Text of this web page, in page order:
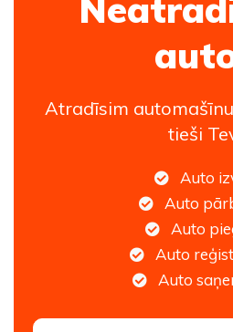
Atradīsim
tieši
Auto
Auto
Auto
Auto
Auto